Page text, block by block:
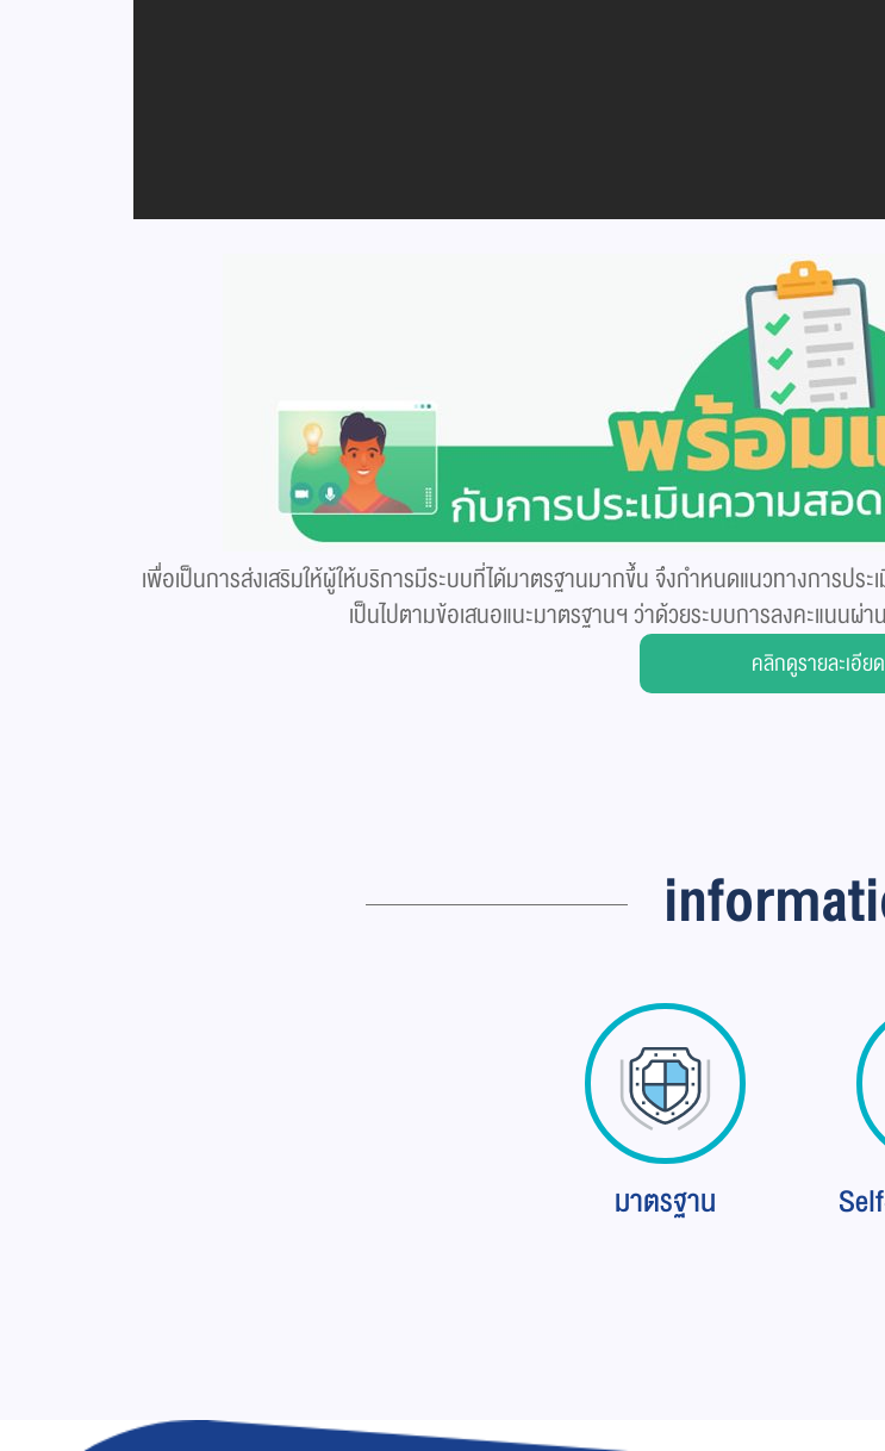
เพื่อเป็นการส่งเสริมให้ผู้ให้บริการมีระบบที่ได้มาตรฐานมากขึ้น จึงกำหนดแนวทางการป
เป็นไปตามข้อเสนอแนะมาตรฐานฯ ว่าด้วยระบบการลงคะแนน
คลิกดูรายละเอียด
มาตรฐาน